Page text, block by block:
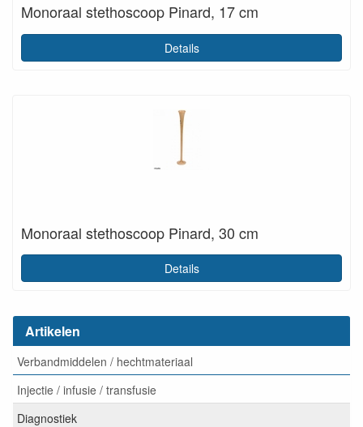
Monoraal stethoscoop Pinard, 17 cm
Details
Monoraal stethoscoop Pinard, 30 cm
Details
Artikelen
Verbandmiddelen / hechtmateriaal
Injectie / infusie / transfusie
Diagnostiek